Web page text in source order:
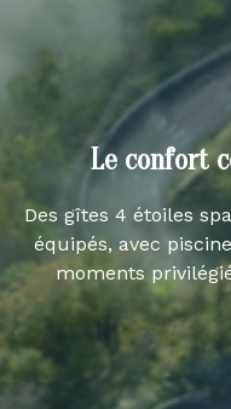
Le confort
Des gîtes 4 étoiles
équipés, avec
moments